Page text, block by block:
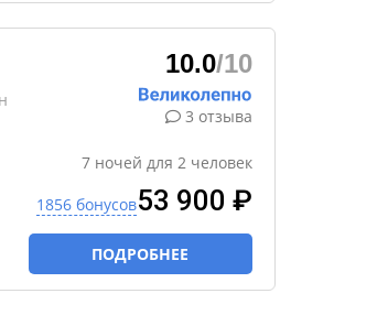
10.0/10
3 отзыва
7 ночей для 2 человек
1856 бонусов53 900 ₽
ПОДРОБНЕЕ